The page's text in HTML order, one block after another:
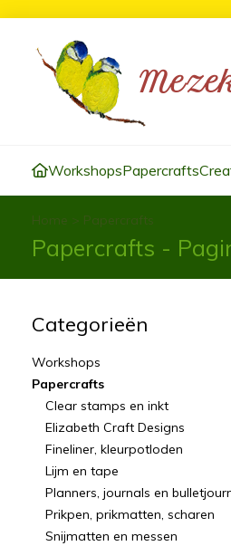
WorkshopsPapercrafts
Home Papercrafts
Papercrafts -
Categorieën
Workshops
Papercrafts
Clear stamps en inkt
Elizabeth Craft Designs
Fineliner, kleurpotloden
Lijm en tape
Planners, journals en
Prikpen, prikmatten, scharen
Snijmatten en messen